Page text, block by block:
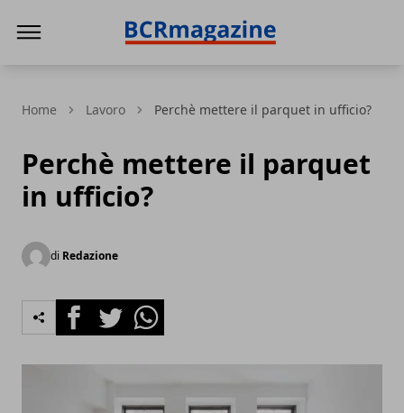
Home Lavoro Perchè mettere il parquet in ufficio?
Perchè mettere il parquet
in ufficio?
di Redazione
FacebookTwitterWhatsapp